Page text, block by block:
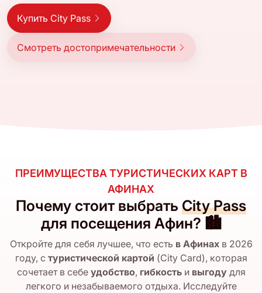
Купить City Pass
Смотреть достопримечательности
ПРЕИМУЩЕСТВА ТУРИСТИЧЕСКИХ КАРТ В
АФИНАХ
Почему стоит выбрать City Pass
для посещения Афин? 🏙️
Откройте для себя лучшее, что есть в Афинахв 2026
году, с туристической картой (City Card), которая
сочетает в себе удобство, гибкостьи выгоду для
легкого и незабываемого отдыха. Исследуйте